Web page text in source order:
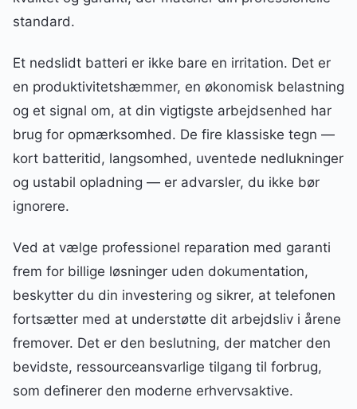
standard.
Et nedslidt batteri er ikke bare en irritation. Det er
en produktivitetshæmmer, en økonomisk belastning
og et signal om, at din vigtigste arbejdsenhed har
brug for opmærksomhed. De fire klassiske tegn —
kort batteritid, langsomhed, uventede nedlukninger
og ustabil opladning — er advarsler, du ikke bør
ignorere.
Ved at vælge professionel reparation med garanti
frem for billige løsninger uden dokumentation,
beskytter du din investering og sikrer, at telefonen
fortsætter med at understøtte dit arbejdsliv i årene
fremover. Det er den beslutning, der matcher den
bevidste, ressourceansvarlige tilgang til forbrug,
som definerer den moderne erhvervsaktive.